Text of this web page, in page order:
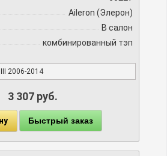
Aileron (Элерон)
В салон
комбинированный тэп
III 2006-2014
3 307 руб.
Быстрый заказ